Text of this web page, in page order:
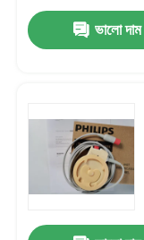
ভালো দাম